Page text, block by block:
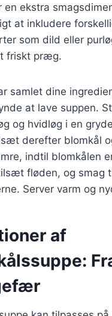
en ekstra
at inkludere
som dild eller
friskt præg.
samlet dine
at lave suppen.
og hvidløg i en
derefter blomkål
indtil blomkålen
fløden, og smag
Server varm og
af